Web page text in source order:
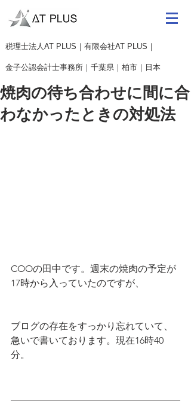
​税理士法人AT PLUS｜有限会社AT PLUS｜
金子公認会計士事務所｜ 千葉県｜柏市｜日本
焼肉の待ち合わせに間に合
わなかったときの対処法
COOの田中です。週末の焼肉の予定が
17時から入っていたのですが、
ブログの存在をすっかり忘れていて、
急いで書いております。現在16時40
分。